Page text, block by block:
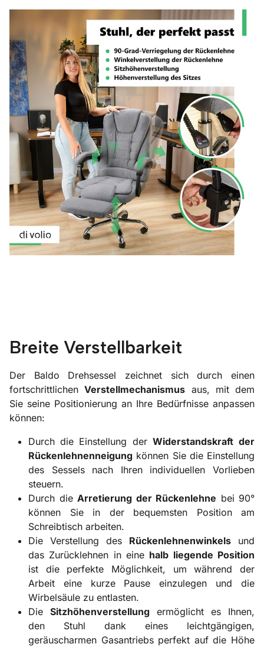
Breite Verstellbarkeit
Der Baldo Drehsessel zeichnet sich durch einen
fortschrittlichenVerstellmechanismus aus, mit dem
Sie seine Positionierung an Ihre Bedürfnisse anpassen
können:
Durch die Einstellung der Widerstandskraft der
Rückenlehnenneigung können Sie die Einstellung
des Sessels nach Ihren individuellen Vorlieben
steuern.
Durch die Arretierung der Rückenlehne bei 90°
können Sie in der bequemsten Position am
Schreibtisch arbeiten.
Die Verstellung des Rückenlehnenwinkels und
das Zurücklehnen in eine halb liegende Position
ist die perfekte Möglichkeit, um während der
Arbeit eine kurze Pause einzulegen und die
Wirbelsäule zu entlasten.
Die Sitzhöhenverstellung ermöglicht es Ihnen,
den Stuhl dank eines leichtgängigen,
geräuscharmen Gasantriebs perfekt auf die Höhe